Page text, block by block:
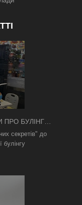
ПРО БУЛІНГ
секретів" до
булінгу